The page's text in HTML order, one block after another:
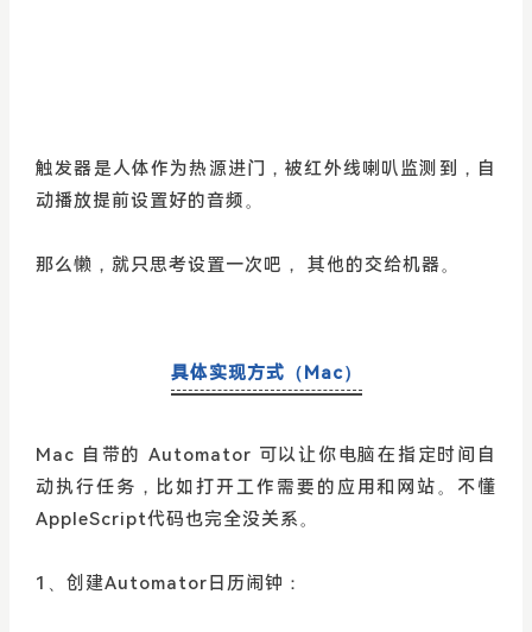
触发器是人体作为热源进门，被红外线喇叭监测到，自
动播放提前设置好的音频。
那么懒，就只思考设置一次吧， 其他的交给机器。
具体实现方式（Mac）
Mac 自带的 Automator 可以让你电脑在指定时间自
动执行任务，比如打开工作需要的应用和网站。不懂
AppleScript代码也完全没关系。
1、创建Automator日历闹钟：